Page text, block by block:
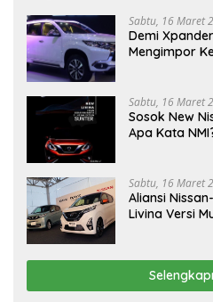
Sabtu, 16 Maret
Demi
Mengimpor
Sabtu, 16 Maret
Sosok New
Apa Kata
Sabtu, 16 Maret
Aliansi
Livina Versi